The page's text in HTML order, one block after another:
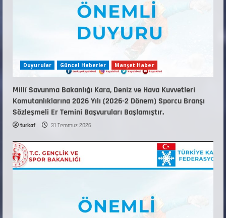
Duyurular Güncel Haberler Manşet Haber
Millî Savunma Bakanlığı Kara, Deniz ve Hava Kuvvetleri
Komutanlıklarına 2026 Yılı (2026-2 Dönem) Sporcu Branşı
Sözleşmeli Er Temini Başvuruları Başlamıştır.
turkaf 31 Temmuz 2026